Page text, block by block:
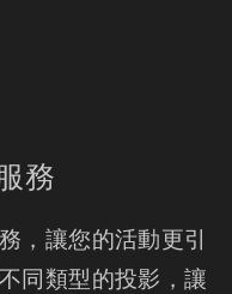
務
，讓您的活動更引
同類型的投影，讓